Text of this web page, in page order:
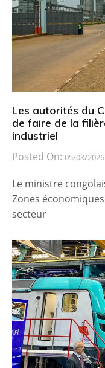
Les autorités du
de faire de la
industriel
Posted On: 05/08/2026
Le ministre
Zones
secteur